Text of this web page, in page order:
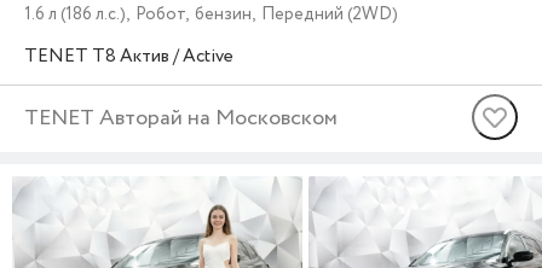
1.6 л (186 л.с.), Робот, бензин, Передний (2WD)
TENET T8Актив / Active
TENET Авторай на Московском